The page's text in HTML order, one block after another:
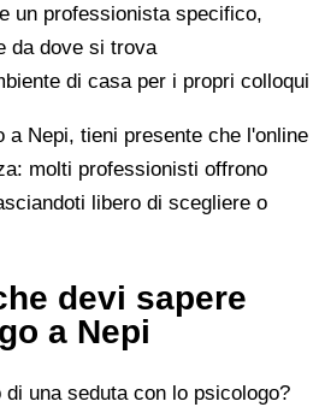
un professionista specifico,
da dove si trova
di casa per i propri colloqui
a Nepi, tieni presente che l'online
molti professionisti offrono
libero di scegliere o
devi sapere
a Nepi
una seduta con lo psicologo?